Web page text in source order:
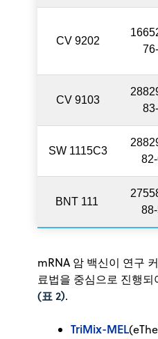
CV 9202
CV 9103
SW 1115C3
BNT 111
mRNA 암 백신이 연구
료법을 중심으로 진행
(표 2).
TriMix-MEL